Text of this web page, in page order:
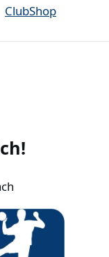
ClubShop